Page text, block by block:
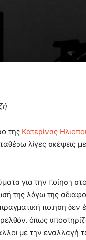
της Κατερίνας
λίγες σκέψεις
για την ποίηση
της λόγω της
ποίηση
όπως
με την εναλλαγή